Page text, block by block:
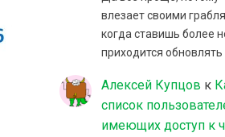
влезает своими
когда ставишь более
приходится
Алексей Купцов к
список
имеющих доступ к